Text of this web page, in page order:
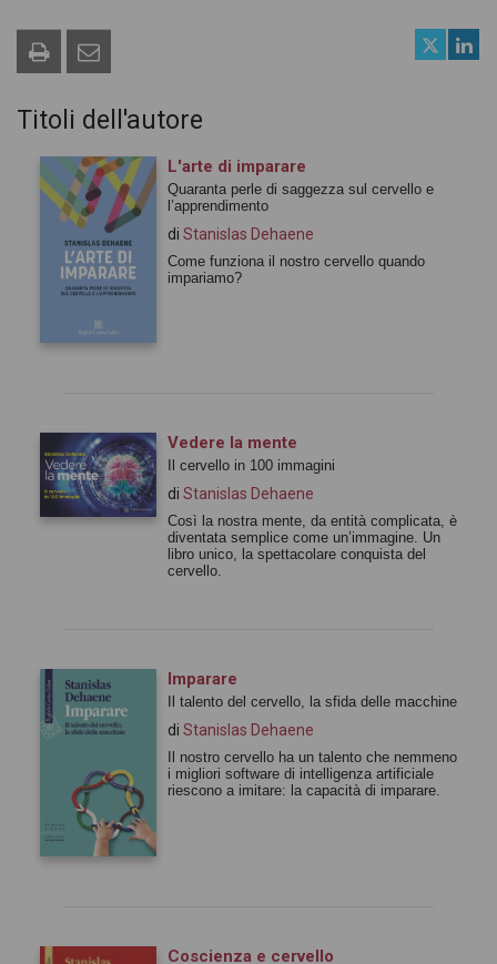
Titoli dell'autore
L'arte di imparare
Quaranta perle di saggezza sul cervello e
l’apprendimento
di Stanislas Dehaene
Come funziona il nostro cervello quando
impariamo?
Vedere la mente
Il cervello in 100 immagini
di Stanislas Dehaene
Così la nostra mente, da entità complicata, è
diventata semplice come un’immagine. Un
libro unico, la spettacolare conquista del
cervello.
Imparare
Il talento del cervello, la sfida delle macchine
di Stanislas Dehaene
Il nostro cervello ha un talento che nemmeno
i migliori software di intelligenza artificiale
riescono a imitare: la capacità di imparare.
Coscienza e cervello